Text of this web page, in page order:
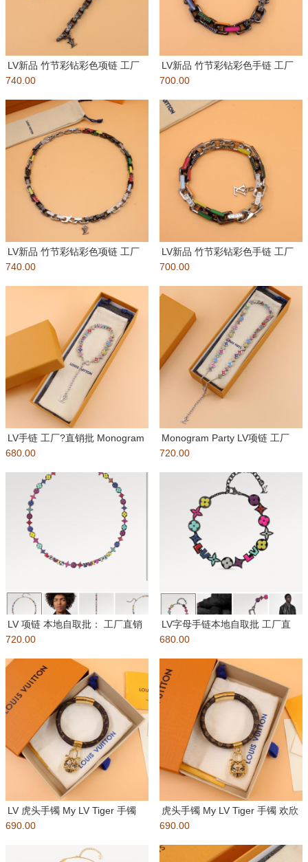
LV新品 竹节彩钻彩色项链 工厂
直销 批 ?Paradi
740.00
LV新品 竹节彩钻彩色手链 工厂
直销 批： ?Para
700.00
LV新品 竹节彩钻彩色项链 工厂
直销 批：? ?Par
740.00
LV新品 竹节彩钻彩色手链 工厂
直销 批：? ?Para
700.00
LV手链 工厂?直销批 Monogram
Party
680.00
Monogram Party LV项链 工厂
包装：如图所
720.00
LV 项链 本地自取批： 工厂直销
Monogram Pa
720.00
LV字母手链本地自取批 工厂直
销 配送如图包装 Mon
680.00
LV 虎头手镯 My LV Tiger 手镯
欢欣恭迎
690.00
虎头手镯 My LV Tiger 手镯 欢欣
恭迎农历虎
690.00